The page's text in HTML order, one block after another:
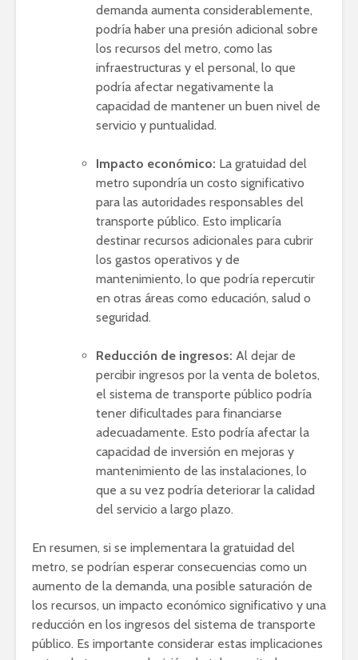
demanda aumenta considerablemente,
podría haber una presión adicional sobre
los recursos del metro, como las
infraestructuras y el personal, lo que
podría afectar negativamente la
capacidad de mantener un buen nivel de
servicio y puntualidad.
Impacto económico: La gratuidad del
metro supondría un costo significativo
para las autoridades responsables del
transporte público. Esto implicaría
destinar recursos adicionales para cubrir
los gastos operativos y de
mantenimiento, lo que podría repercutir
en otras áreas como educación, salud o
seguridad.
Reducción de ingresos: Al dejar de
percibir ingresos por la venta de boletos,
el sistema de transporte público podría
tener dificultades para financiarse
adecuadamente. Esto podría afectar la
capacidad de inversión en mejoras y
mantenimiento de las instalaciones, lo
que a su vez podría deteriorar la calidad
del servicio a largo plazo.
En resumen, si se implementara la gratuidad del
metro, se podrían esperar consecuencias como un
aumento de la demanda, una posible saturación de
los recursos, un impacto económico significativo y una
reducción en los ingresos del sistema de transporte
público. Es importante considerar estas implicaciones